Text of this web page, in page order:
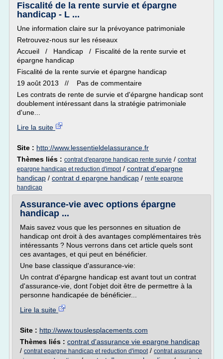
Fiscalité de la rente survie et épargne
handicap - L ...
Une information claire sur la prévoyance patrimoniale
Retrouvez-nous sur les réseaux
Accueil / Handicap / Fiscalité de la rente survie et
épargne handicap
Fiscalité de la rente survie et épargne handicap
19 août 2013 // Pas de commentaire
Les contrats de rente de survie et d'épargne handicap sont
doublement intéressant dans la stratégie patrimoniale
d'une...
Lire la suite
Site : http://www.lessentieldelassurance.fr
Thèmes liés : contrat d'epargne handicap rente survie / contrat
epargne handicap et reduction d'impot/ contrat d'epargne
handicap / contrat d epargne handicap / rente epargne
handicap
Assurance-vie avec options épargne
handicap ...
Mais savez vous que les personnes en situation de
handicap ont droit à des avantages complémentaires très
intéressants ? Nous verrons dans cet article quels sont
ces avantages, et qui peut en bénéficier.
Une base classique d'assurance-vie:
Un contrat d'épargne handicap est avant tout un contrat
d'assurance-vie, dont l'objet doit être de permettre à la
personne handicapée de bénéficier...
Lire la suite
Site : http://www.touslesplacements.com
Thèmes liés : contrat d'assurance vie epargne handicap
/ contrat epargne handicap et reduction d'impot/ contrat assurance